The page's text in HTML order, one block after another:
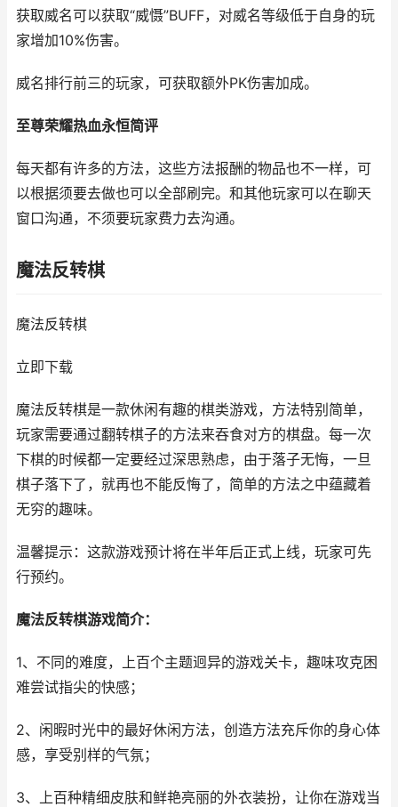
获取威名可以获取“威慑”BUFF，对威名等级低于自身的玩
家增加10%伤害。
威名排行前三的玩家，可获取额外PK伤害加成。
至尊荣耀热血永恒简评
每天都有许多的方法，这些方法报酬的物品也不一样，可
以根据须要去做也可以全部刷完。和其他玩家可以在聊天
窗口沟通，不须要玩家费力去沟通。
魔法反转棋
魔法反转棋
立即下载
魔法反转棋是一款休闲有趣的棋类游戏，方法特别简单，
玩家需要通过翻转棋子的方法来吞食对方的棋盘。每一次
下棋的时候都一定要经过深思熟虑，由于落子无悔，一旦
棋子落下了，就再也不能反悔了，简单的方法之中蕴藏着
无穷的趣味。
温馨提示：这款游戏预计将在半年后正式上线，玩家可先
行预约。
魔法反转棋游戏简介：
1、不同的难度，上百个主题迥异的游戏关卡，趣味攻克困
难尝试指尖的快感；
2、闲暇时光中的最好休闲方法，创造方法充斥你的身心体
感，享受别样的气氛；
3、上百种精细皮肤和鲜艳亮丽的外衣装扮，让你在游戏当